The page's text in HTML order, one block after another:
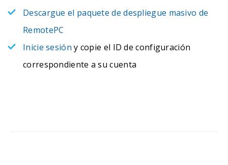
Descargue el paquete de despliegue masivo de
RemotePC
Inicie sesión y copie el ID de configuración
correspondiente a su cuenta